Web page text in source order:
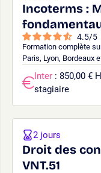
Incoterms :
4.5/5
Formation complète
Paris, Lyon, Bordeaux
Inter : 850,00 €
stagiaire
Droit des
VNT.51
2 jours